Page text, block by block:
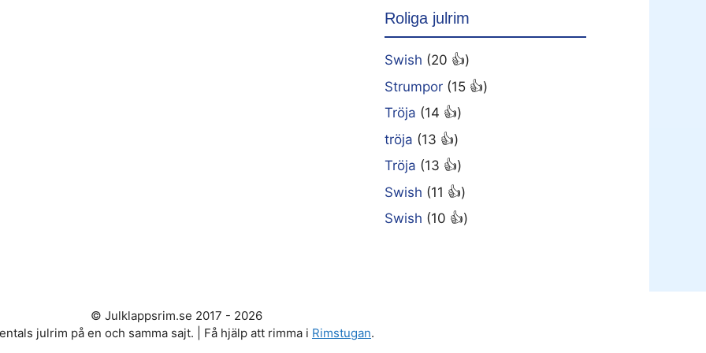
Roliga julrim
Swish (20 👍)
Strumpor (15 👍)
Tröja (14 👍)
tröja (13 👍)
Tröja (13 👍)
Swish (11 👍)
Swish (10 👍)
© Julklappsrim.se 2017 - 2026
julrim på en och samma sajt. | Få hjälp att rimma i Rimstugan.